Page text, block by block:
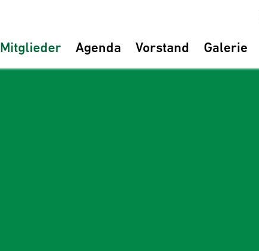
Mitglieder Agenda Vorstand Galerie